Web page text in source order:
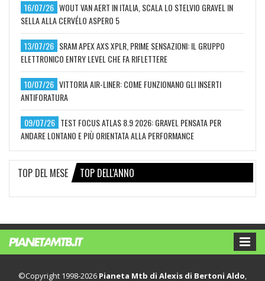
16/07/26 WOUT VAN AERT IN ITALIA, SCALA LO STELVIO GRAVEL IN
SELLA ALLA CERVÉLO ASPERO 5
13/07/26 SRAM APEX AXS XPLR, PRIME SENSAZIONI: IL GRUPPO
ELETTRONICO ENTRY LEVEL CHE FA RIFLETTERE
10/07/26 VITTORIA AIR-LINER: COME FUNZIONANO GLI INSERTI
ANTIFORATURA
09/07/26 TEST FOCUS ATLAS 8.9 2026: GRAVEL PENSATA PER
ANDARE LONTANO E PIÙ ORIENTATA ALLA PERFORMANCE
TOP DEL MESE TOP DELL'ANNO
©Copyright 1998-2026 Pianeta Mtb di Alexis di Bertoni Aldo